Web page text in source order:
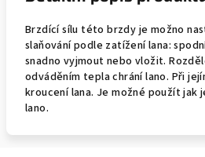
Brzdící sílu této brzdy je možno
slaňování podle zatížení lana:
snadno vyjmout nebo vložit.
odváděním tepla chrání lano. Při
kroucení lana. Je možné použít
lano.